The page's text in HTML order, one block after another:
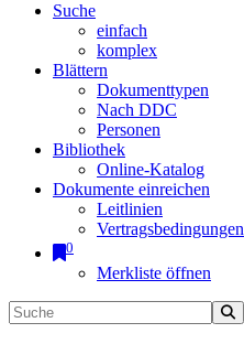
Suche
einfach
komplex
Blättern
Dokumenttypen
Nach DDC
Personen
Bibliothek
Online-Katalog
Dokumente einreichen
Leitlinien
Vertragsbedingungen
0
Merkliste öffnen